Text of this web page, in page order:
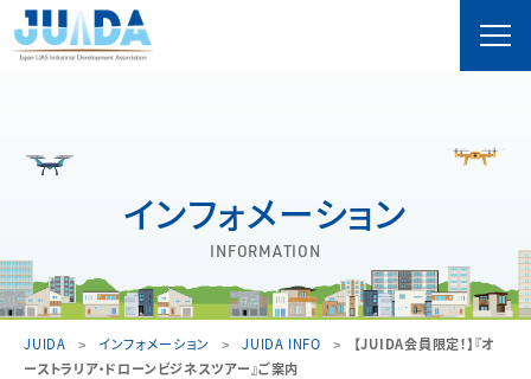
インフォメーション
INFORMATION
JUIDA インフォメーション JUIDA INFO
【JUIDA会員限定！】『オ
ーストラリア・ドローンビジネスツアー』ご案内